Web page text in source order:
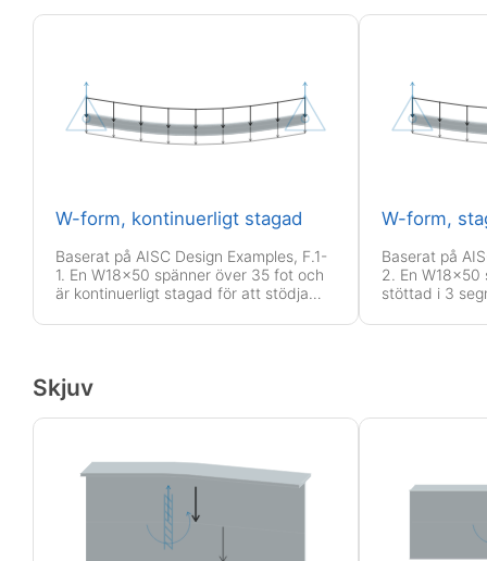
W-form, kontinuerligt stagad
Baserat på AISC Design Examples, F.1-
1. En W18x50 spänner över 35 fot och
är kontinuerligt stagad för att stödja
W-form,
Baserat på
2. En
stöttad i 3
laster.
Skjuv